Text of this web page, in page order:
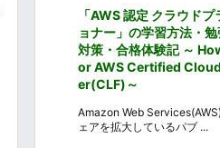
「AWS 認定 クラウド
ョナー」の学習方法・
対策・合格体験記 ～
or AWS Certified
er(CLF)～
Amazon Web
ェアを拡大しているパブ ...